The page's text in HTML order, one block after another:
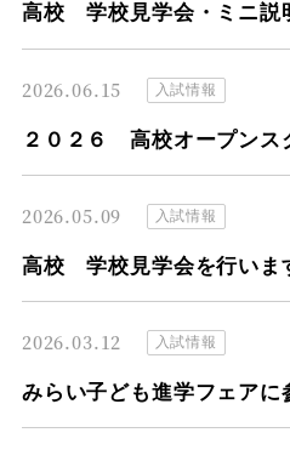
高校 学校見学会・ミニ説
2026.06.15 入試情報
２０２６ 高校オープンス
2026.05.09 入試情報
高校 学校見学会を行いま
2026.03.12 入試情報
みらい子ども進学フェアに